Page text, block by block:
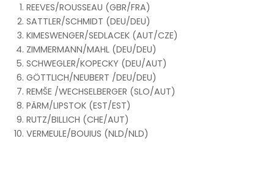
REEVES/ROUSSEAU (GBR/FRA)
SATTLER/SCHMIDT (DEU/DEU)
KIMESWENGER/SEDLACEK (AUT/CZE)
ZIMMERMANN/MAHL (DEU/DEU)
SCHWEGLER/KOPECKY (DEU/AUT)
GÖTTLICH/NEUBERT /DEU/DEU)
REMŠE /WECHSELBERGER (SLO/AUT)
PÄRM/LIPSTOK (EST/EST)
RUTZ/BILLICH (CHE/AUT)
VERMEULE/BOUIUS (NLD/NLD)